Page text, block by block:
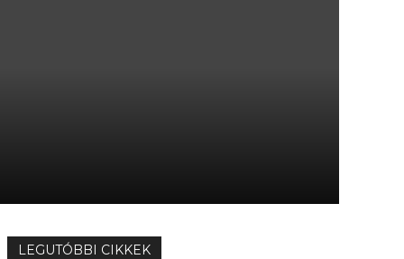
LEGUTÓBBI CIKKEK